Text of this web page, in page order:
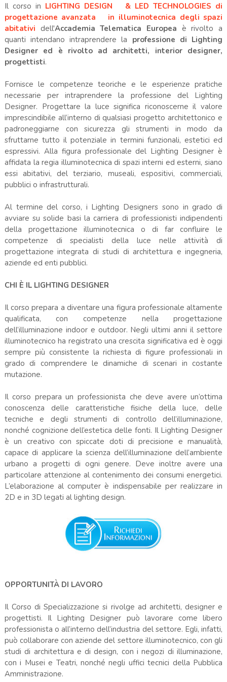
Il corso in LIGHTING DESIGN & LED TECHNOLOGIES di
progettazione avanzata in illuminotecnica degli spazi
abitativi dell'Accademia Telematica Europea è rivolto a
quanti intendano intraprendere la professione di Lighting
Designer ed è rivolto ad architetti, interior designer,
progettisti.
Fornisce le competenze teoriche e le esperienze pratiche
necessarie per intraprendere la professione del Lighting
Designer. Progettare la luce significa riconoscerne il valore
imprescindibile all’interno di qualsiasi progetto architettonico e
padroneggiarne con sicurezza gli strumenti in modo da
sfruttarne tutto il potenziale in termini funzionali, estetici ed
espressivi. Alla figura professionale del Lighting Designer è
affidata la regia illuminotecnica di spazi interni ed esterni, siano
essi abitativi, del terziario, museali, espositivi, commerciali,
pubblici o infrastrutturali.
Al termine del corso, i Lighting Designers sono in grado di
avviare su solide basi la carriera di professionisti indipendenti
della progettazione illuminotecnica o di far confluire le
competenze di specialisti della luce nelle attività di
progettazione integrata di studi di architettura e ingegneria,
aziende ed enti pubblici.
CHI È IL LIGHTING DESIGNER
Il corso prepara a diventare una figura professionale altamente
qualificata, con competenze nella progettazione
dell’illuminazione indoor e outdoor. Negli ultimi anni il settore
illuminotecnico ha registrato una crescita significativa ed è oggi
sempre più consistente la richiesta di figure professionali in
grado di comprendere le dinamiche di scenari in costante
mutazione.
Il corso prepara un professionista che deve avere un’ottima
conoscenza delle caratteristiche fisiche della luce, delle
tecniche e degli strumenti di controllo dell’illuminazione,
nonché cognizione dell’estetica delle fonti. Il Lighting Designer
è un creativo con spiccate doti di precisione e manualità,
capace di applicare la scienza dell’illuminazione dell’ambiente
urbano a progetti di ogni genere. Deve inoltre avere una
particolare attenzione al contenimento dei consumi energetici.
L’elaborazione al computer è indispensabile per realizzare in
2D e in 3D legati al lighting design.
OPPORTUNITÀ DI LAVORO
Il Corso di Specializzazione si rivolge ad architetti, designer e
progettisti. Il Lighting Designer può lavorare come libero
professionista o all’interno dell’industria del settore. Egli, infatti,
può collaborare con aziende del settore illuminotecnico, con gli
studi di architettura e di design, con i negozi di illuminazione,
con i Musei e Teatri, nonché negli uffici tecnici della Pubblica
Amministrazione.